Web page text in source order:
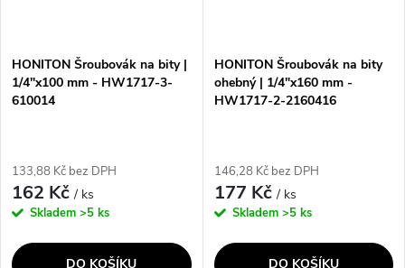
p
o
d
s
p
o
d
HONITON Šroubovák na bity |
1/4"x100 mm - HW1717-3-
610014
133,88 Kč bez DPH
162 Kč/ ks
Skladem >5 ks
DO KOŠÍKU
HONITON Šroubovák na bity
ohebný | 1/4"x160 mm -
HW1717-2-2160416
146,28 Kč bez DPH
177 Kč/ ks
Skladem >5 ks
DO KOŠÍKU